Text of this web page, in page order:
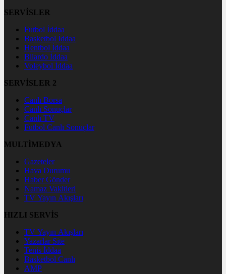
SERVİSLER
Futbol İddaa
Basketbol İddaa
Hentbol İddaa
Bilardo İddaa
Voleybol İddaa
SERVİSLER 2
Canlı Borsa
Canlı Sonuçlar
Canlı TV
Futbol Canlı Sonuçlar
MULTİMEDYA
Gazeteler
Hava Durumu
Haber Gönder
Namaz Vakitleri
TV Yayın Akışları
HIZLI SERVİS
TV Yayın Akışları
Yazarlar Site
Tenis İddaa
Basketbol Canlı
AMP